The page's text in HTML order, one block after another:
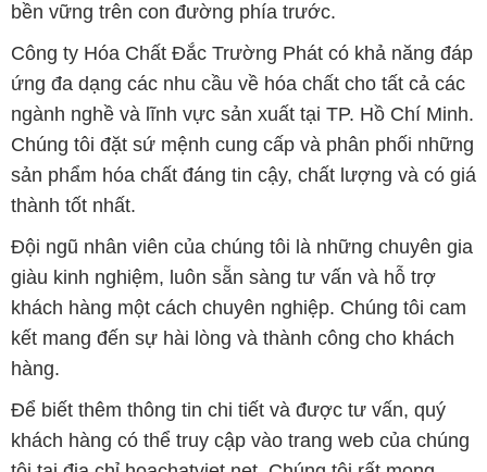
bền vững trên con đường phía trước.
Công ty Hóa Chất Đắc Trường Phát có khả năng đáp
ứng đa dạng các nhu cầu về hóa chất cho tất cả các
ngành nghề và lĩnh vực sản xuất tại TP. Hồ Chí Minh.
Chúng tôi đặt sứ mệnh cung cấp và phân phối những
sản phẩm hóa chất đáng tin cậy, chất lượng và có giá
thành tốt nhất.
Đội ngũ nhân viên của chúng tôi là những chuyên gia
giàu kinh nghiệm, luôn sẵn sàng tư vấn và hỗ trợ
khách hàng một cách chuyên nghiệp. Chúng tôi cam
kết mang đến sự hài lòng và thành công cho khách
hàng.
Để biết thêm thông tin chi tiết và được tư vấn, quý
khách hàng có thể truy cập vào trang web của chúng